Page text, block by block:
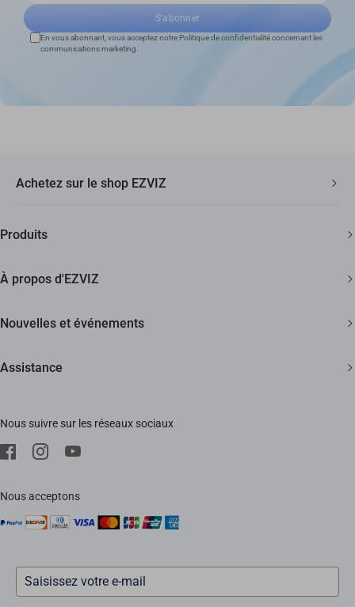
S'abonner
En vous abonnant, vous acceptez notre Politique de confidentialité concernant les
communications marketing.
Achetez sur le shop EZVIZ
Garantie de Remboursement de 30 Jours
Produits
À propos d'EZVIZ
Trust Center
Nouvelles et événements
Assistance
Télécharger
SAV
Nous suivre sur les réseaux sociaux
Nous acceptons